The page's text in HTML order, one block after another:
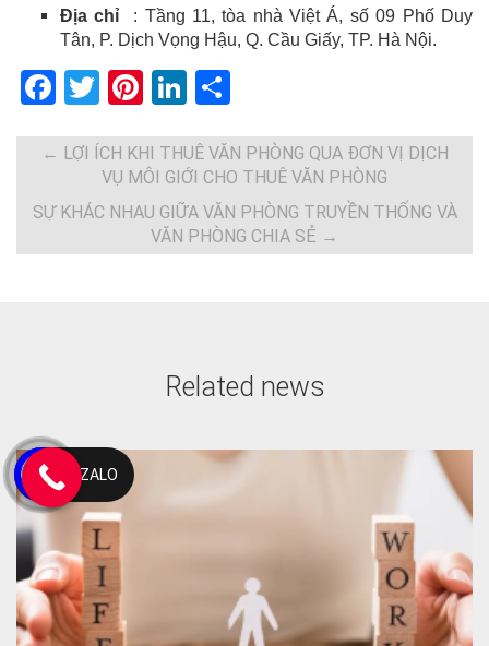
Địa chỉ
: Tầng 11, tòa nhà Việt Á, số 09 Phố Duy
Tân, P. Dịch Vọng Hậu, Q. Cầu Giấy, TP. Hà Nội.
F
ce
o
o
T
tt
er
Pi
er
es
t
Li
ke
dI
n
ar
e
← LỢI ÍCH KHI THUÊ VĂN PHÒNG QUA ĐƠN VỊ DỊCH
VỤ MÔI GIỚI CHO THUÊ VĂN PHÒNG
SỰ KHÁC NHAU GIỮA VĂN PHÒNG TRUYỀN THỐNG VÀ
VĂN PHÒNG CHIA SẺ →
Related news
ZALO